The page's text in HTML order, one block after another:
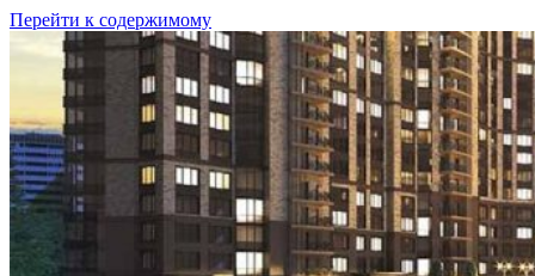
Перейти к содержимому